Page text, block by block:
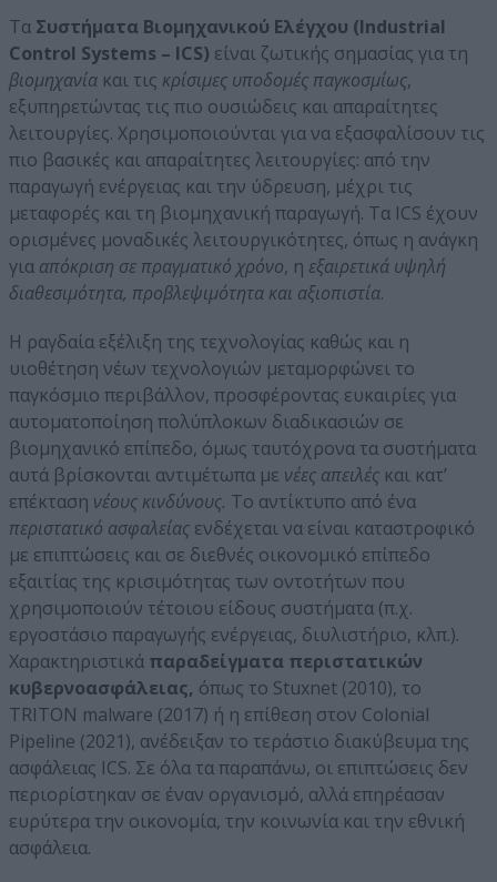
Tα Συστήματα Βιομηχανικού Ελέγχου (Industrial
Control Systems – ICS) είναι ζωτικής σημασίας για τη
βιομηχανία και τις κρίσιμες υποδομές παγκοσμίως,
εξυπηρετώντας τις πιο ουσιώδεις και απαραίτητες
λειτουργίες. Χρησιμοποιούνται για να εξασφαλίσουν τις
πιο βασικές και απαραίτητες λειτουργίες: από την
παραγωγή ενέργειας και την ύδρευση, μέχρι τις
μεταφορές και τη βιομηχανική παραγωγή. Τα ICS έχουν
ορισμένες μοναδικές λειτουργικότητες, όπως η ανάγκη
για απόκριση σε πραγματικό χρόνο, η εξαιρετικά υψηλή
διαθεσιμότητα, προβλεψιμότητα και αξιοπιστία.
Η ραγδαία εξέλιξη της τεχνολογίας καθώς και η
υιοθέτηση νέων τεχνολογιών μεταμορφώνει το
παγκόσμιο περιβάλλον, προσφέροντας ευκαιρίες για
αυτοματοποίηση πολύπλοκων διαδικασιών σε
βιομηχανικό επίπεδο, όμως ταυτόχρονα τα συστήματα
αυτά βρίσκονται αντιμέτωπα με νέες απειλές και κατ’
επέκταση νέους κινδύνους. Το αντίκτυπο από ένα
περιστατικό ασφαλείας ενδέχεται να είναι καταστροφικό
με επιπτώσεις και σε διεθνές οικονομικό επίπεδο
εξαιτίας της κρισιμότητας των οντοτήτων που
χρησιμοποιούν τέτοιου είδους συστήματα (π.χ.
εργοστάσιο παραγωγής ενέργειας, διυλιστήριο, κλπ.).
Χαρακτηριστικά παραδείγματα περιστατικών
κυβερνοασφάλειας, όπως το Stuxnet (2010), το
TRITON malware (2017) ή η επίθεση στον Colonial
Pipeline (2021), ανέδειξαν το τεράστιο διακύβευμα της
ασφάλειας ICS. Σε όλα τα παραπάνω, οι επιπτώσεις δεν
περιορίστηκαν σε έναν οργανισμό, αλλά επηρέασαν
ευρύτερα την οικονομία, την κοινωνία και την εθνική
ασφάλεια.